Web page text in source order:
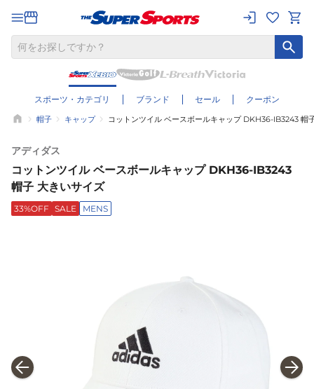
スポーツ・カテゴリ ブランド セール クーポン
帽子 キャップ コットンツイル ベースボールキャップ DKH36-IB3243 帽
アディダス
コットンツイル ベースボールキャップ DKH36-IB3243
帽子 大きいサイズ
33%OFF SALE MENS